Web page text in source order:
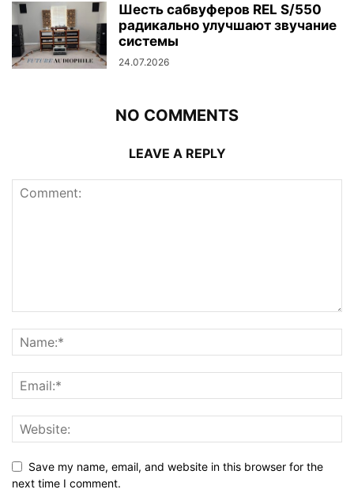
Шесть сабвуферов REL S/550
радикально улучшают звучание
системы
24.07.2026
NO COMMENTS
LEAVE A REPLY
Save my name, email, and website in this browser for the
next time I comment.